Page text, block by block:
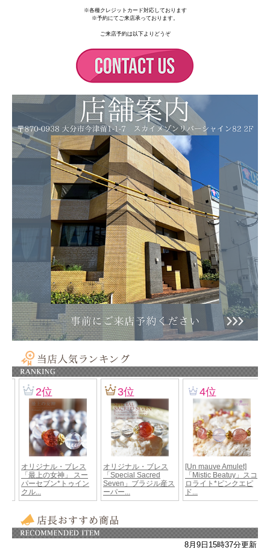
★サイズについて★
手首周り15.5～16.5cmの手首周りの方に適しています。
サイズダウン・サイズアップご希望の際は手首サイズをお知らせください。
※各種クレジットカード対応しております
※予約にてご来店承っております。
ご来店予約は以下よりどうぞ